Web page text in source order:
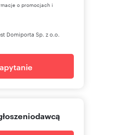
o promocjach i
Domiporta Sp. z o.o.